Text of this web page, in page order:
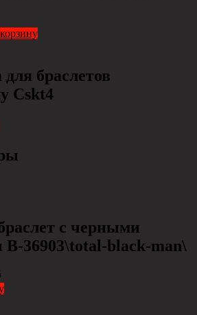
браслетов
Cskt4
с черными
B-36903\total-black-man\